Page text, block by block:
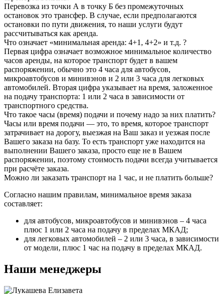
Перевозка из точки А в точку Б без промежуточных
остановок это трансфер. В случае, если предполагаются
остановки по пути движения, то наши услуги будут
рассчитываться как аренда.
Что означает «минимальная аренда: 4+1, 4+2» и т.д. ?
Первая цифра означает возможное минимальное количество
часов аренды, на которое транспорт будет в вашем
распоряжении, обычно это 4 часа для автобусов,
микроавтобусов и минивэнов и 2 или 3 часа для легковых
автомобилей. Вторая цифра указывает на время, заложенное
на подачу транспорта: 1 или 2 часа в зависимости от
транспортного средства.
Что такое часы (время) подачи и почему надо за них платить?
Часы или время подачи — это, то время, которое транспорт
затрачивает на дорогу, выезжая на Ваш заказ и уезжая после
Вашего заказа на базу. То есть транспорт уже находится на
выполнении Вашего заказа, просто еще не в Вашем
распоряжении, поэтому стоимость подачи всегда учитывается
при расчёте заказа.
Можно ли заказать транспорт на 1 час, и не платить больше?
Согласно нашим правилам, минимальное время заказа
составляет:
для автобусов, микроавтобусов и минивэнов – 4 часа
плюс 1 или 2 часа на подачу в пределах МКАД;
для легковых автомобилей – 2 или 3 часа, в зависимости
от модели, плюс 1 час на подачу в пределах МКАД.
Наши менеджеры